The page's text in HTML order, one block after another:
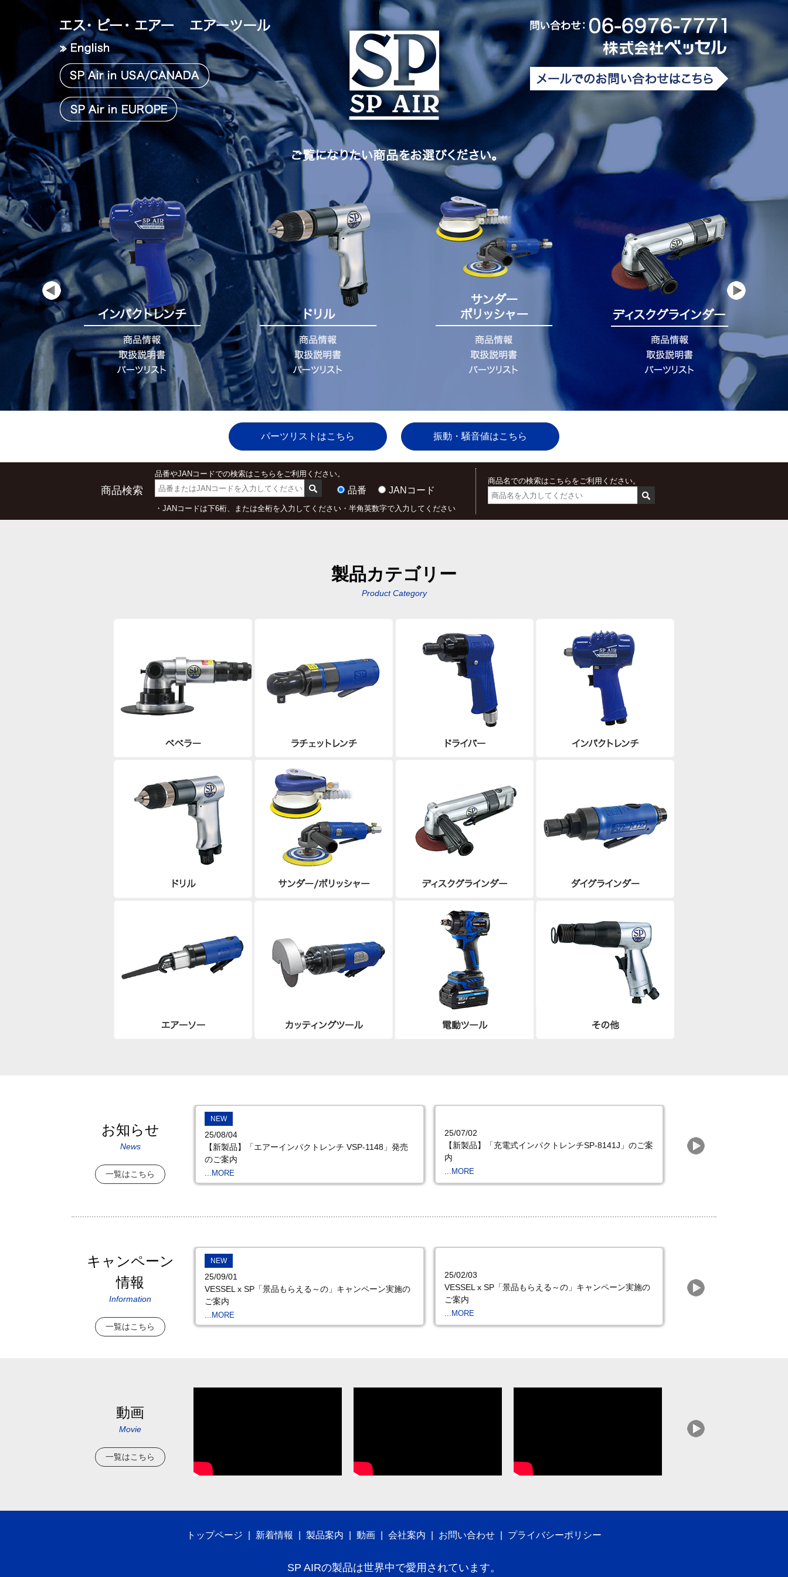
パーツリストはこちら 振動・騒音値はこちら
商品検索
品番やJANコードでの検索はこちらをご利用ください。
品番 JANコード
・JANコードは下6桁、または全桁を入力してください・半角英数字で入力してください
商品名での検索はこちらをご利用ください。
製品カテゴリー
Product Category
お知らせ
News
一覧はこちら
NEW
25/08/04
【新製品】「エアーインパクトレンチ VSP-1148」発売
のご案内
...MORE
25/07/02
【新製品】「充電式インパクトレンチSP-8141J」のご案
内
...MORE
キャンペーン
情報
Information
一覧はこちら
NEW
25/09/01
VESSEL x SP「景品もらえる～の」キャンペーン実施の
ご案内
...MORE
25/02/03
VESSEL x SP「景品もらえる～の」キャンペーン実施の
ご案内
...MORE
動画
Movie
一覧はこちら
トップページ 新着情報 製品案内 動画 会社案内 お問い合わせ プライバシーポリシー
SP AIRの製品は世界中で愛用されています。